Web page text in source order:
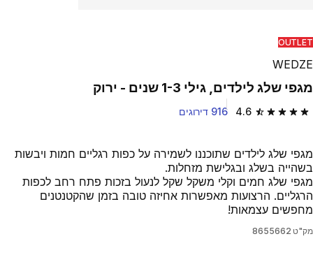
OUTLET
WEDZE
מגפי שלג לילדים, גילי 1-3 שנים - ירוק
4.6 4.6 out of 5 stars from 916 reviews 916 דירוגים
מגפי שלג לילדים שתוכננו לשמירה על כפות רגליים חמות ויבשות
בשהייה בשלג ובגלישת מזחלות.
מגפי שלג חמים וקלי משקל שקל לנעול בזכות פתח רחב לכפות
הרגליים. הרצועות מאפשרות אחיזה טובה בזמן שהקטנטנים
מחפשים עצמאות!
מק"ט 8655662